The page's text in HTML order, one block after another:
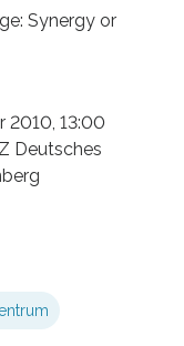
Synergy or
2010, 13:00
Deutsches